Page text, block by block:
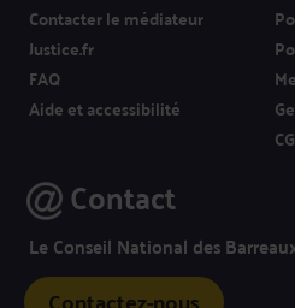
Contacter le médiateur
Justice.fr
FAQ
Aide et accessibilité
Contact
Le Conseil National des